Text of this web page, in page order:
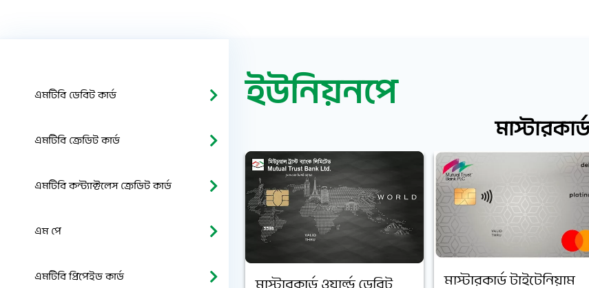
এমটিবি ডেবিট কার্ড
এমটিবি ক্রেডিট কার্ড
এমটিবি কন্ট্যাক্টলেস ক্রেডিট কার্ড
এম পে
এমটিবি প্রিপেইড কার্ড
ইউনিয়নপে
মাস্টারকার্ড
মাস্টারকার্ড ওয়ার্ল্ড ডেবিট
মাস্টারকার্ড টাইটেনিয়াম